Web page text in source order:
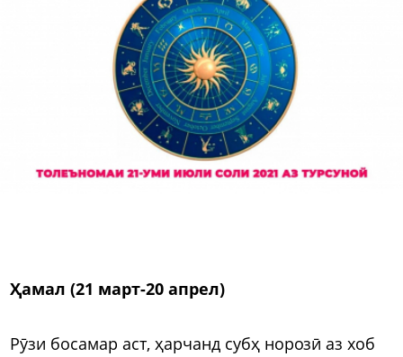
Ҳамал (21 март-20 апрел)
Рӯзи босамар аст, ҳарчанд субҳ норозӣ аз хоб